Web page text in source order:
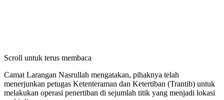
Scroll untuk terus membaca
Camat Larangan Nasrullah mengatakan, pihaknya telah
menerjunkan petugas Ketenteraman dan Ketertiban (Trantib) untuk
melakukan operasi penertiban di sejumlah titik yang menjadi lokasi